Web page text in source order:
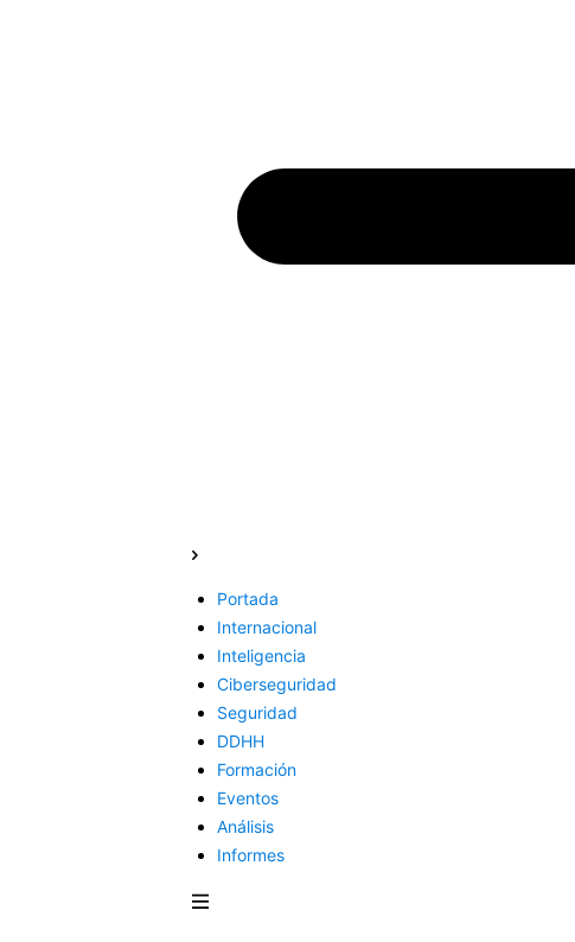
Portada
Internacional
Inteligencia
Ciberseguridad
Seguridad
DDHH
Formación
Eventos
Análisis
Informes